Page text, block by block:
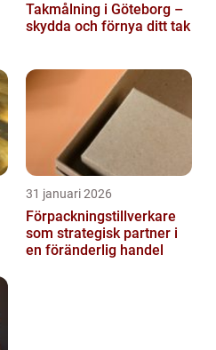
Takmålning i Göteborg –
skydda och förnya ditt tak
31 januari 2026
Förpackningstillverkare
som strategisk partner i
en föränderlig handel